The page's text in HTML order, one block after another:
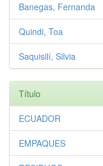
Banegas, Fernanda
Quindi, Toa
Saquisilí, Silvia
Título
ECUADOR
EMPAQUES